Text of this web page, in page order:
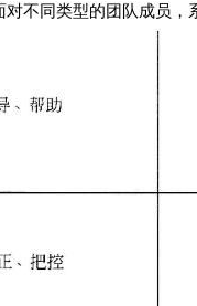
类型的团队成员，系